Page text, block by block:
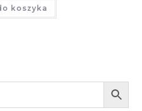
199,00zł.99,00zł.
koszyka